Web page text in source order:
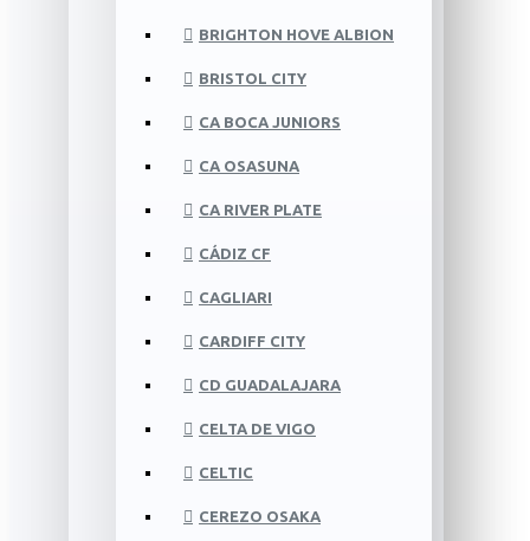
BRIGHTON HOVE ALBION
BRISTOL CITY
CA BOCA JUNIORS
CA OSASUNA
CA RIVER PLATE
CÁDIZ CF
CAGLIARI
CARDIFF CITY
CD GUADALAJARA
CELTA DE VIGO
CELTIC
CEREZO OSAKA